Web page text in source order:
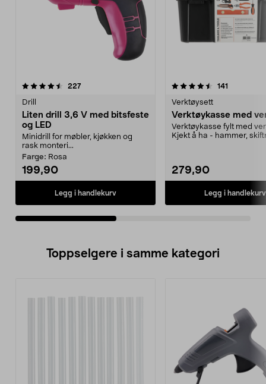
227anmeldelser
Drill
Liten drill 3,6 V med bitsfeste
og LED
Minidrill for møbler, kjøkken og
rask monteri...
Farge: Rosa
199,90
Legg i handlekurv
4.5av 5 stjerner 141
Verktøysett
Verktøykasse med
Verktøykasse fylt med
Kjekt å ha - hammer,
279,90
Legg i handlekurv
4.5av 5 stjerner
Toppselgere i samme kategori